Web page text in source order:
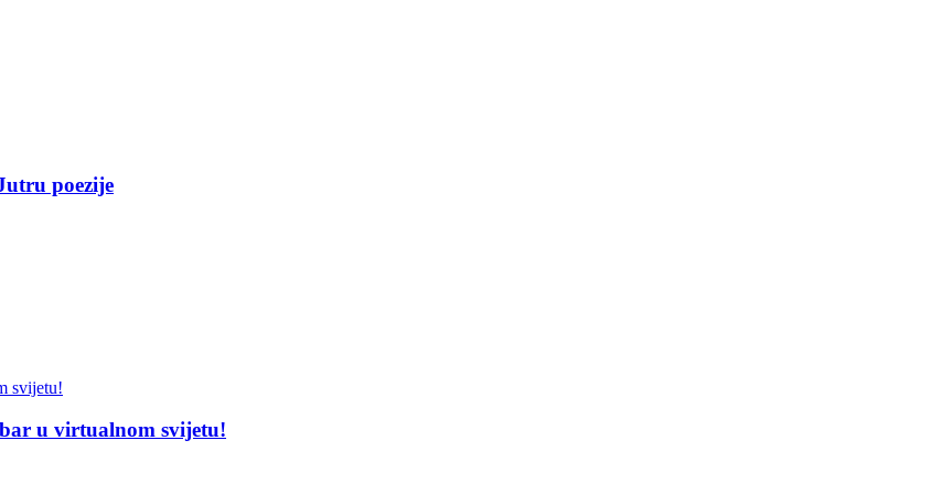
poezije
u virtualnom svijetu!